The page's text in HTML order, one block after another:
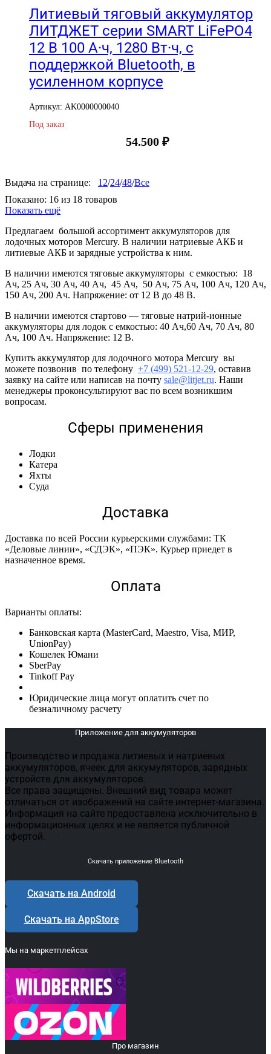
Литиевый тяговый аккумулятор
ЛИТДЖЕТ серии SMART LiFePO4
12 В 100 А·ч, 1280 Вт·ч, с
поддержкой Bluetooth, в
усиленном корпусе
Артикул: AK0000000040
Под заказ
54.500 ₽
Выдача на странице: 12/24/48/Все
Показано: 16 из 18 товаров
Показать ещё
Предлагаем большой ассортимент аккумуляторов для
лодочных моторов Mercury. В наличии натриевые АКБ и
литиевые АКБ и зарядные устройства к ним.
В наличии имеются тяговые аккумуляторы с емкостью: 18
Ач, 25 Ач, 30 Ач, 40 Ач, 45 Ач, 50 Ач, 75 Ач, 100 Ач, 120 Ач,
150 Ач, 200 Ач. Напряжение: от 12 В до 48 В.
В наличии имеются стартово — тяговые натрий-ионные
аккумуляторы для лодок с емкостью: 40 Ач,60 Ач, 70 Ач, 80
Ач, 100 Ач. Напряжение: 12 В.
Купить аккумулятор для лодочного мотора Mercury вы
можете позвонив по телефону +7 (499) 521-12-29, оставив
заявку на сайте или написав на почту sale@litjet.ru. Наши
менеджеры проконсультируют вас по всем возникшим
вопросам.
Сферы применения
Лодки
Катера
Яхты
Суда
Доставка
Доставка по всей России курьерскими службами: ТК
«Деловые линии», «СДЭК», «ПЭК». Курьер приедет в
назначенное время.
Оплата
Варианты оплаты:
Банковская карта (MasterCard, Maestro, Visa, МИР,
UnionPay)
Кошелек Юмани
SberPay
Tinkoff Pay
Юридические лица могут оплатить счет по
безналичному расчету
Приложение для аккумуляторов
Производство и продажа литиевых и натриевых
аккумуляторов, ячеек для аккумуляторов, зарядных
устройств для аккумуляторов.
Все права защищены. Внешний вид товара может
отличаться от изображений на сайте интернет-магазина.
Информация на сайте предоставлена исключительно в
информационных целях и не является публичной
офертой.
Скачать приложение Bluetooth
Скачать на Android
Скачать на AppStore
Мы на маркетплейсах
Про магазин